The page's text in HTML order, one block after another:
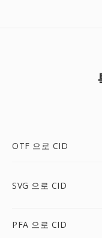
OTF 으로 CID
SVG 으로 CID
PFA 으로 CID